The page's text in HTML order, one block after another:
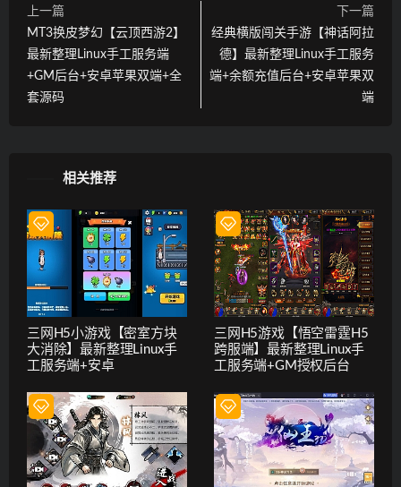
上一篇
MT3换皮梦幻【云顶西游2】
最新整理Linux手工服务端
+GM后台+安卓苹果双端+全
套源码
下一篇
经典横版闯关手游【神话阿拉
德】最新整理Linux手工服务
端+余额充值后台+安卓苹果双
端
相关推荐
三网H5小游戏【密室方块
大消除】最新整理Linux手
工服务端+安卓
三网H5游戏【悟空雷霆H5
跨服端】最新整理Linux手
工服务端+GM授权后台